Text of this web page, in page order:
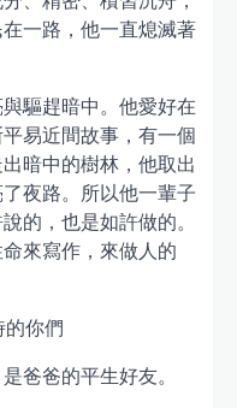
一路，他一直熄滅著
驅趕暗中。他愛好在
易近間故事，有一個
暗中的樹林，他取出
夜路。所以他一輩子
的，也是如許做的。
來寫作，來做人的
你們
爸爸的平生好友。